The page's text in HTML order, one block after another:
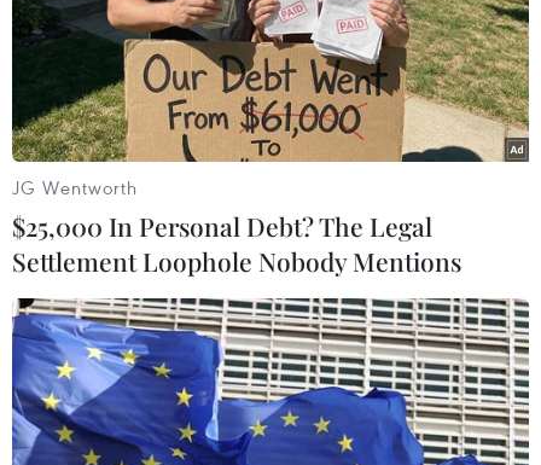
Khám phá đất Mũi Cà Mau - nơi cuối trời
cực Nam của Tổ quốc
11/11/2019 03:41
JG Wentworth
$25,000 In Personal Debt? The Legal
Settlement Loophole Nobody Mentions